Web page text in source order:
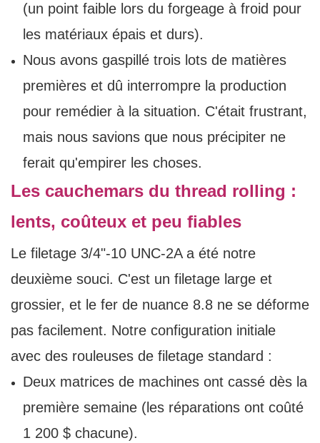
(un point faible lors du forgeage à froid pour
les matériaux épais et durs).
Nous avons gaspillé trois lots de matières
premières et dû interrompre la production
pour remédier à la situation. C'était frustrant,
mais nous savions que nous précipiter ne
ferait qu'empirer les choses.
Les cauchemars du thread rolling :
lents, coûteux et peu fiables
Le filetage 3/4"-10 UNC-2A a été notre
deuxième souci. C'est un filetage large et
grossier, et le fer de nuance 8.8 ne se déforme
pas facilement. Notre configuration initiale
avec des rouleuses de filetage standard :
Deux matrices de machines ont cassé dès la
première semaine (les réparations ont coûté
1 200 $ chacune).